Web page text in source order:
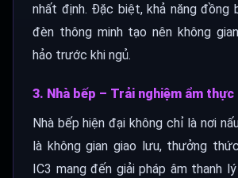
nhất định. Đặc biệt, khả năng đồng
đèn thông minh tạo nên không
hảo trước khi ngủ.
3. Nhà bếp – Trải nghiệm ẩm thực
Nhà bếp hiện đại không chỉ là nơi
là không gian giao lưu, thưởng
IC3 mang đến giải pháp âm thanh